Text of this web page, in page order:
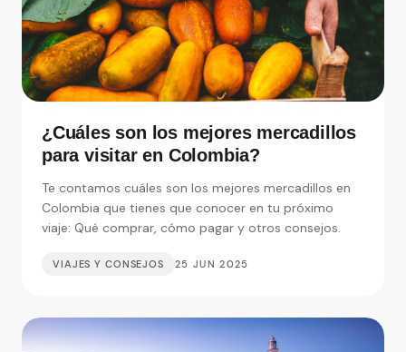
¿Cuáles son los mejores mercadillos
para visitar en Colombia?
Te contamos cuáles son los mejores mercadillos en
Colombia que tienes que conocer en tu próximo
viaje: Qué comprar, cómo pagar y otros consejos.
VIAJES Y CONSEJOS 25 JUN 2025